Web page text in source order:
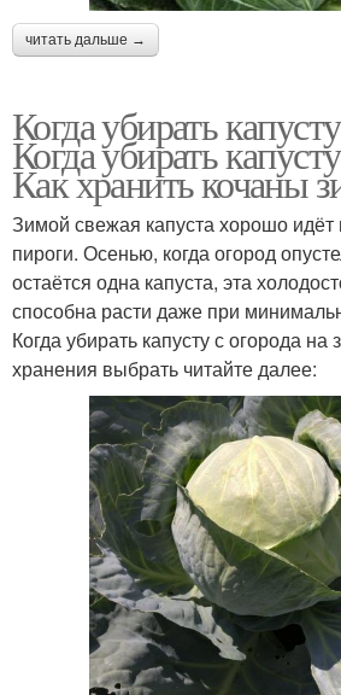
читать дальше →
Когда убирать
Когда убирать
Как хранить кочаны
Зимой свежая капуста хорошо
пироги. Осенью, когда огород
остаётся одна капуста, эта
способна расти даже при
Когда убирать капусту с огорода на
хранения выбрать читайте далее: